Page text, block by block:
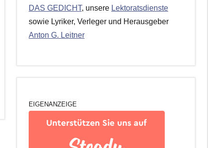
DAS GEDICHT, unsere Lektoratsdienste
sowie Lyriker, Verleger und Herausgeber
Anton G. Leitner
EIGENANZEIGE